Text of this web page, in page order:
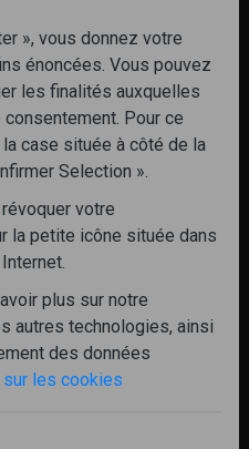
», vous donnez votre
énoncées. Vous pouvez
les finalités auxquelles
Pour ce
case située à côté de la
Selection ».
votre
la petite icône située dans
plus sur notre
autres technologies, ainsi
des données
sur les cookies
OSSATURE
TRADITIONNELLE
complète